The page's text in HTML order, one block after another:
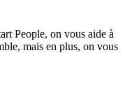
People, on vous aide à
mais en plus, on vous